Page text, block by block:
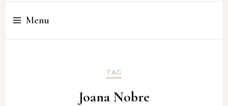
Cristina Amaro
Menu
TAG
Joana Nobre